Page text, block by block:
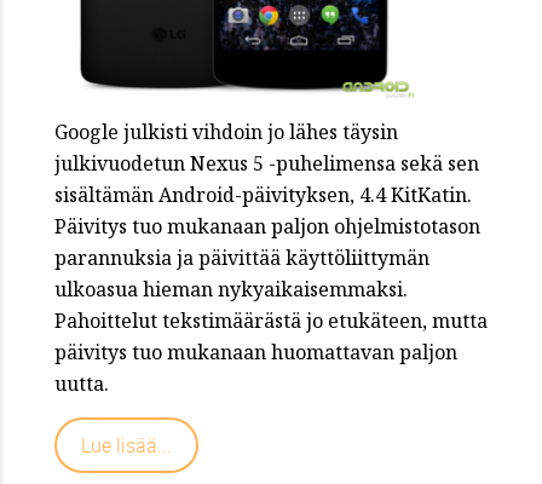
Google julkisti vihdoin jo lähes täysin
julkivuodetun Nexus 5 -puhelimensa sekä sen
sisältämän Android-päivityksen, 4.4 KitKatin.
Päivitys tuo mukanaan paljon ohjelmistotason
parannuksia ja päivittää käyttöliittymän
ulkoasua hieman nykyaikaisemmaksi.
Pahoittelut tekstimäärästä jo etukäteen, mutta
päivitys tuo mukanaan huomattavan paljon
uutta.
Lue lisää...